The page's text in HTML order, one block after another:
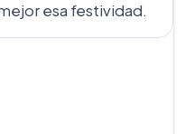
esa festividad.